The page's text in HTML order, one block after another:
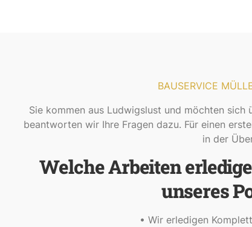
BAUSERVICE
Sie kommen aus Ludwigslust und möchten sich
beantworten wir Ihre Fragen dazu. Für einen
in der
Welche Arbeiten
unseres
• Wir erledigen